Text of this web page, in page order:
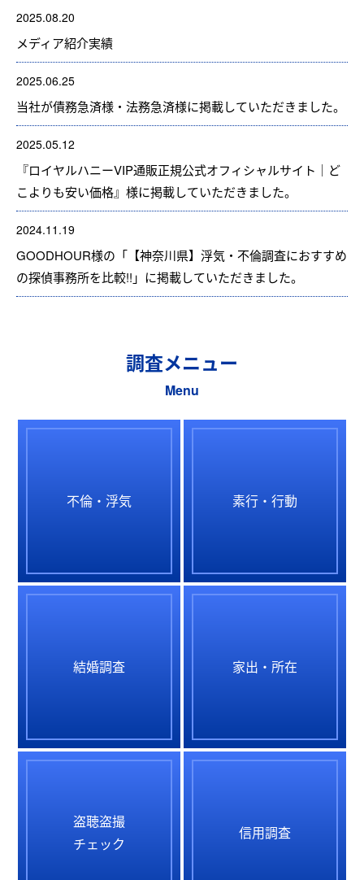
2025.08.20
メディア紹介実績
2025.06.25
当社が債務急済様・法務急済様に掲載していただきました。
2025.05.12
『ロイヤルハニーVIP通販正規公式オフィシャルサイト｜ど
こよりも安い価格』様に掲載していただきました。
2024.11.19
GOODHOUR様の「【神奈川県】浮気・不倫調査におすすめ
の探偵事務所を比較!!」に掲載していただきました。
調査メニュー
Menu
不倫・浮気 素行・行動
結婚調査 家出・所在
盗聴盗撮
チェック
信用調査